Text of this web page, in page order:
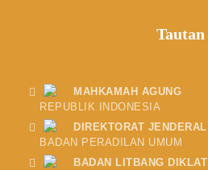
Tautan
MAHKAMAH AGUNG
REPUBLIK INDONESIA
DIREKTORAT JENDERAL
BADAN PERADILAN UMUM
BADAN LITBANG DIKLAT